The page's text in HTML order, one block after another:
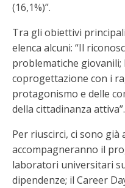
(16,1%)”.
Tra gli obiettivi
elenca alcuni: “Il
problematiche giovanili;
coprogettazione con i
protagonismo e delle
della cittadinanza attiva”.
Per riuscirci, ci sono
accompagneranno il
laboratori universitari
dipendenze; il Career